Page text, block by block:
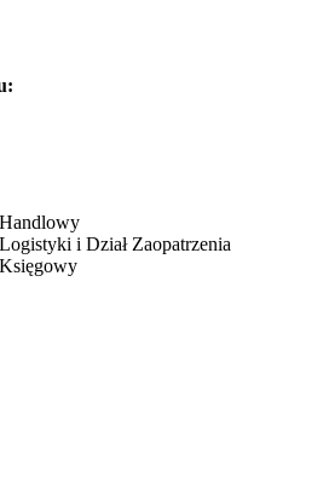
i Dział Zaopatrzenia